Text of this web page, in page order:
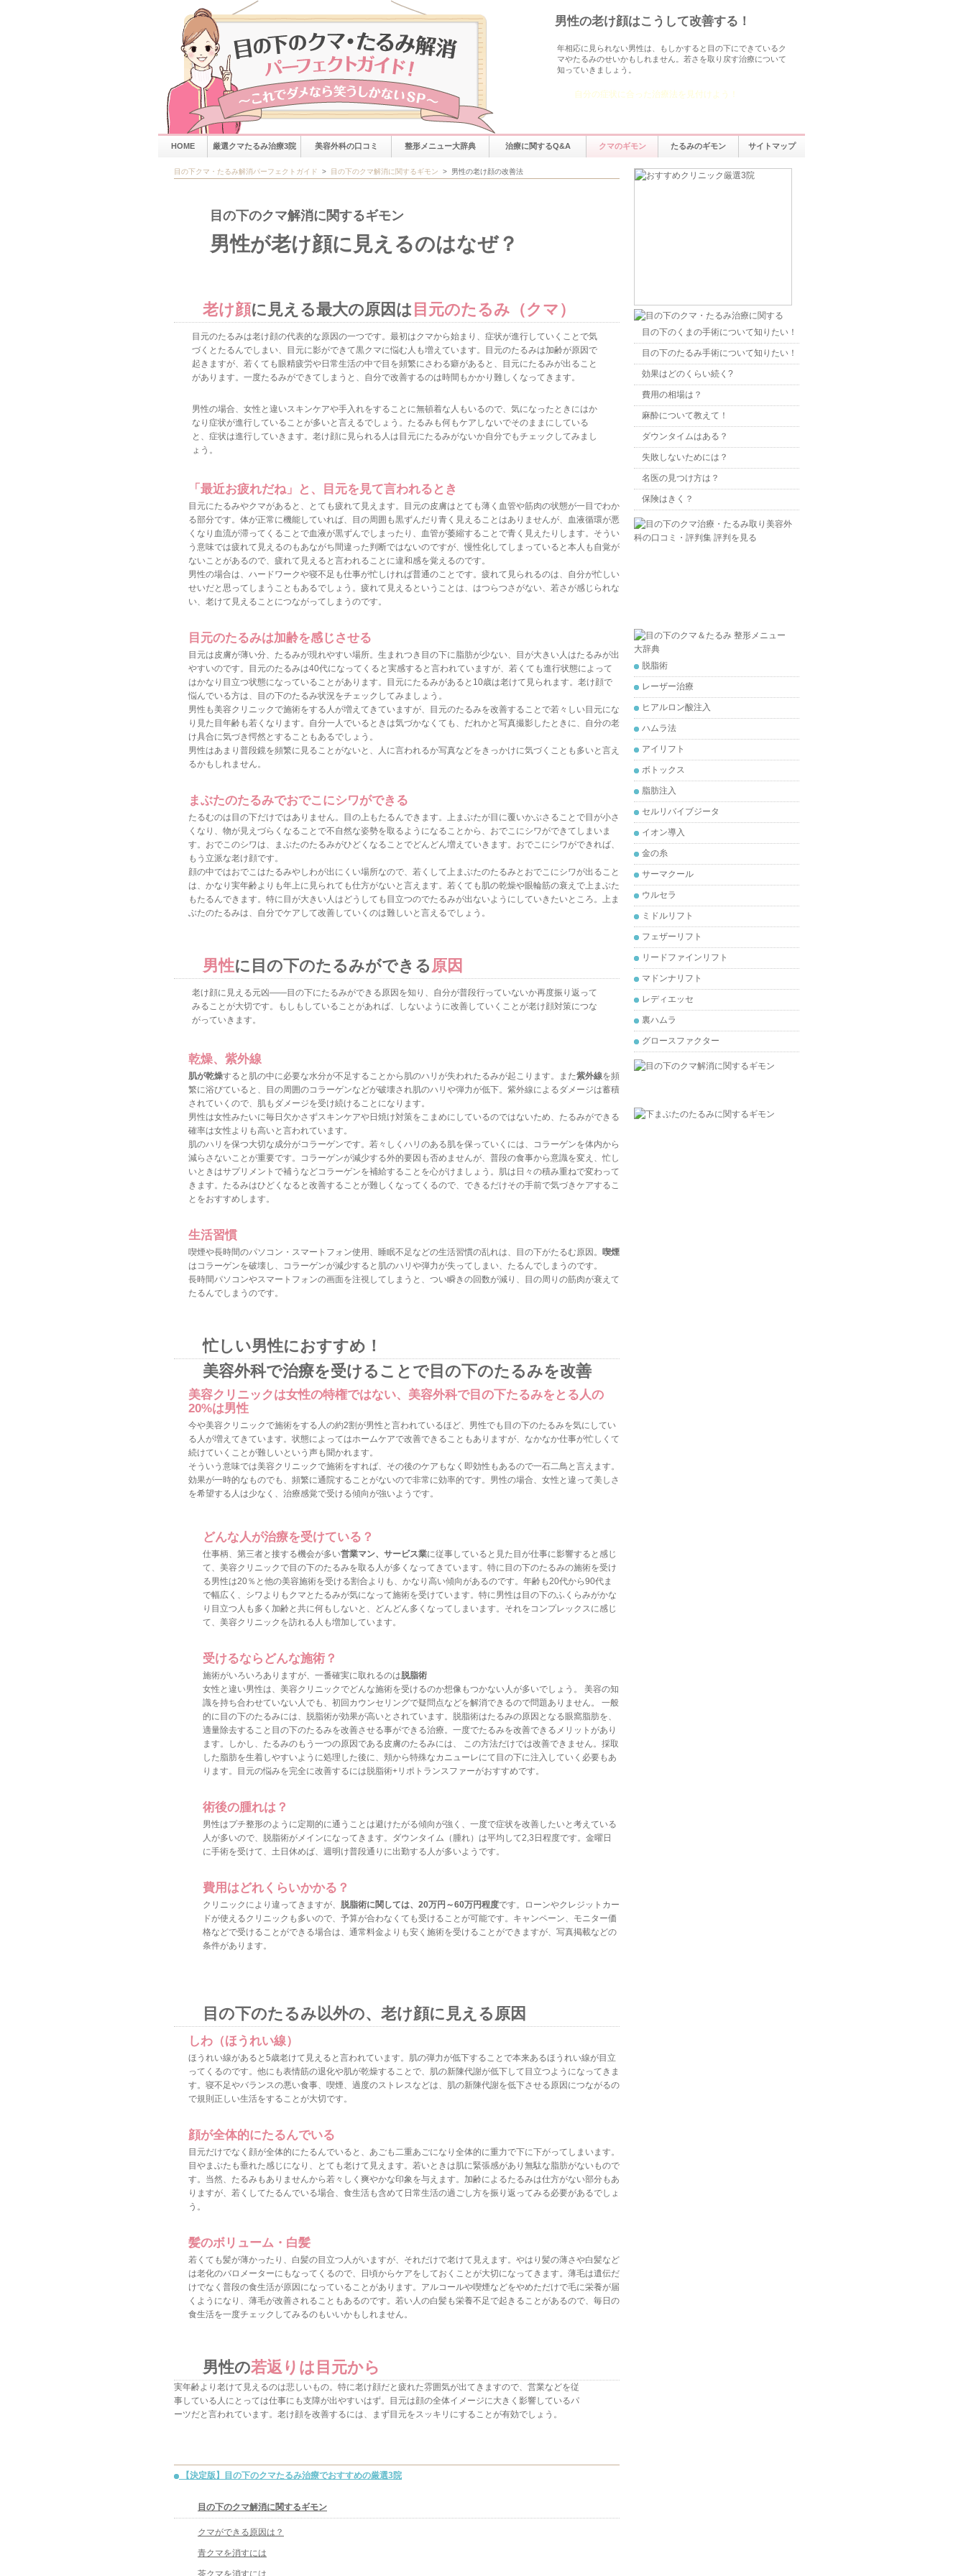
男性の老け顔はこうして改善する！
年相応に見られない男性は、もしかすると目の下にできているク
マやたるみのせいかもしれません。若さを取り戻す治療について
知っていきましょう。
自分の症状に合った治療法を見付けよう！
HOME 厳選クマたるみ治療3院 美容外科の口コミ 整形メニュー大辞典 治療に関するQ&A クマのギモン たるみのギモン サイトマップ
目の下クマ・たるみ解消パーフェクトガイド > 目の下のクマ解消に関するギモン > 男性の老け顔の改善法
男性が老け顔に見えるのはなぜ？
目の下のクマ解消に関するギモン
老け顔に見える最大の原因は 目元のたるみ（クマ）
目元のたるみは老け顔の代表的な原因の一つです。最初はクマから始まり、症状が進行していくことで気
づくとたるんでしまい、目元に影ができて黒クマに悩む人も増えています。目元のたるみは加齢が原因で
起きますが、若くても眼精疲労や日常生活の中で目を頻繁にさわる癖があると、目元にたるみが出ること
があります。一度たるみができてしまうと、自分で改善するのは時間もかかり難しくなってきます。
男性の場合、女性と違いスキンケアや手入れをすることに無頓着な人もいるので、気になったときにはか
なり症状が進行していることが多いと言えるでしょう。たるみも何もケアしないでそのままにしている
と、症状は進行していきます。老け顔に見られる人は目元にたるみがないか自分でもチェックしてみまし
ょう。
「最近お疲れだね」と、目元を見て言われるとき
目元にたるみやクマがあると、とても疲れて見えます。目元の皮膚はとても薄く血管や筋肉の状態が一目でわか
る部分です。体が正常に機能していれば、目の周囲も黒ずんだり青く見えることはありませんが、血液循環が悪
くなり血流が滞ってくることで血液が黒ずんでしまったり、血管が萎縮することで青く見えたりします。そうい
う意味では疲れて見えるのもあながち間違った判断ではないのですが、慢性化してしまっていると本人も自覚が
ないことがあるので、疲れて見えると言われることに違和感を覚えるのです。
男性の場合は、ハードワークや寝不足も仕事が忙しければ普通のことです。疲れて見られるのは、自分が忙しい
せいだと思ってしまうこともあるでしょう。疲れて見えるということは、はつらつさがない、若さが感じられな
い、老けて見えることにつながってしまうのです。
目元のたるみは加齢を感じさせる
目元は皮膚が薄い分、たるみが現れやすい場所。生まれつき目の下に脂肪が少ない、目が大きい人はたるみが出
やすいのです。目元のたるみは40代になってくると実感すると言われていますが、若くても進行状態によって
はかなり目立つ状態になっていることがあります。目元にたるみがあると10歳は老けて見られます。老け顔で
悩んでいる方は、目の下のたるみ状況をチェックしてみましょう。
男性も美容クリニックで施術をする人が増えてきていますが、目元のたるみを改善することで若々しい目元にな
り見た目年齢も若くなります。自分一人でいるときは気づかなくても、だれかと写真撮影したときに、自分の老
け具合に気づき愕然とすることもあるでしょう。
男性はあまり普段鏡を頻繁に見ることがないと、人に言われるか写真などをきっかけに気づくことも多いと言え
るかもしれません。
まぶたのたるみでおでこにシワができる
たるむのは目の下だけではありません。目の上もたるんできます。上まぶたが目に覆いかぶさることで目が小さ
くなり、物が見えづらくなることで不自然な姿勢を取るようになることから、おでこにシワができてしまいま
す。おでこのシワは、まぶたのたるみがひどくなることでどんどん増えていきます。おでこにシワができれば、
もう立派な老け顔です。
顔の中ではおでこはたるみやしわが出にくい場所なので、若くして上まぶたのたるみとおでこにシワが出ること
は、かなり実年齢よりも年上に見られても仕方がないと言えます。若くても肌の乾燥や眼輪筋の衰えで上まぶた
もたるんできます。特に目が大きい人はどうしても目立つのでたるみが出ないようにしていきたいところ。上ま
ぶたのたるみは、自分でケアして改善していくのは難しいと言えるでしょう。
男性に目の下のたるみができる 原因
老け顔に見える元凶――目の下にたるみができる原因を知り、自分が普段行っていないか再度振り返って
みることが大切です。もしもしていることがあれば、しないように改善していくことが老け顔対策につな
がっていきます。
乾燥、紫外線
肌が乾燥すると肌の中に必要な水分が不足することから肌のハリが失われたるみが起こります。また紫外線を頻
繁に浴びていると、目の周囲のコラーゲンなどが破壊され肌のハリや弾力が低下。紫外線によるダメージは蓄積
されていくので、肌もダメージを受け続けることになります。
男性は女性みたいに毎日欠かさずスキンケアや日焼け対策をこまめにしているのではないため、たるみができる
確率は女性よりも高いと言われています。
肌のハリを保つ大切な成分がコラーゲンです。若々しくハリのある肌を保っていくには、コラーゲンを体内から
減らさないことが重要です。コラーゲンが減少する外的要因も否めませんが、普段の食事から意識を変え、忙し
いときはサプリメントで補うなどコラーゲンを補給することを心がけましょう。肌は日々の積み重ねで変わって
きます。たるみはひどくなると改善することが難しくなってくるので、できるだけその手前で気づきケアするこ
とをおすすめします。
生活習慣
喫煙や長時間のパソコン・スマートフォン使用、睡眠不足などの生活習慣の乱れは、目の下がたるむ原因。 喫煙
はコラーゲンを破壊し、コラーゲンが減少すると肌のハリや弾力が失ってしまい、たるんでしまうのです。
長時間パソコンやスマートフォンの画面を注視してしまうと、つい瞬きの回数が減り、目の周りの筋肉が衰えて
たるんでしまうのです。
忙しい男性におすすめ！
美容外科で治療を受けることで目の下のたるみを改善
美容クリニックは女性の特権ではない、美容外科で目の下たるみをとる人の
20%は男性
今や美容クリニックで施術をする人の約2割が男性と言われているほど、男性でも目の下のたるみを気にしてい
る人が増えてきています。状態によってはホームケアで改善できることもありますが、なかなか仕事が忙しくて
続けていくことが難しいという声も聞かれます。
そういう意味では美容クリニックで施術をすれば、その後のケアもなく即効性もあるので一石二鳥と言えます。
効果が一時的なものでも、頻繁に通院することがないので非常に効率的です。男性の場合、女性と違って美しさ
を希望する人は少なく、治療感覚で受ける傾向が強いようです。
どんな人が治療を受けている？
仕事柄、第三者と接する機会が多い営業マン、サービス業に従事していると見た目が仕事に影響すると感じ
て、美容クリニックで目の下のたるみを取る人が多くなってきています。特に目の下のたるみの施術を受け
る男性は20％と他の美容施術を受ける割合よりも、かなり高い傾向があるのです。年齢も20代から90代ま
で幅広く、シワよりもクマとたるみが気になって施術を受けています。特に男性は目の下のふくらみがかな
り目立つ人も多く加齢と共に何もしないと、どんどん多くなってしまいます。それをコンプレックスに感じ
て、美容クリニックを訪れる人も増加しています。
受けるならどんな施術？
施術がいろいろありますが、一番確実に取れるのは脱脂術
女性と違い男性は、美容クリニックでどんな施術を受けるのか想像もつかない人が多いでしょう。 美容の知
識を持ち合わせていない人でも、初回カウンセリングで疑問点などを解消できるので問題ありません。 一般
的に目の下のたるみには、脱脂術が効果が高いとされています。脱脂術はたるみの原因となる眼窩脂肪を、
適量除去すること目の下のたるみを改善させる事ができる治療。一度でたるみを改善できるメリットがあり
ます。しかし、たるみのもう一つの原因である皮膚のたるみには、 この方法だけでは改善できません。採取
した脂肪を生着しやすいように処理した後に、頬から特殊なカニューレにて目の下に注入していく必要もあ
ります。目元の悩みを完全に改善するには 脱脂術+リポトランスファーがおすすめです。
術後の腫れは？
男性はプチ整形のように定期的に通うことは避けたがる傾向が強く、一度で症状を改善したいと考えている
人が多いので、脱脂術がメインになってきます。ダウンタイム（腫れ）は平均して2,3日程度です。金曜日
に手術を受けて、土日休めば、週明け普段通りに出勤する人が多いようです。
費用はどれくらいかかる？
クリニックにより違ってきますが、 脱脂術に関しては、20万円～60万円程度です。ローンやクレジットカー
ドが使えるクリニックも多いので、予算が合わなくても受けることが可能です。キャンペーン、モニター価
格などで受けることができる場合は、通常料金よりも安く施術を受けることができますが、写真掲載などの
条件があります。
目の下のたるみ以外の、老け顔に見える原因
しわ（ほうれい線）
ほうれい線があると5歳老けて見えると言われています。肌の弾力が低下することで本来あるほうれい線が目立
ってくるのです。他にも表情筋の退化や肌が乾燥することで、肌の新陳代謝が低下して目立つようになってきま
す。寝不足やバランスの悪い食事、喫煙、過度のストレスなどは、肌の新陳代謝を低下させる原因につながるの
で規則正しい生活をすることが大切です。
顔が全体的にたるんでいる
目元だけでなく顔が全体的にたるんでいると、あごも二重あごになり全体的に重力で下に下がってしまいます。
目やまぶたも垂れた感じになり、とても老けて見えます。若いときは肌に緊張感があり無駄な脂肪がないもので
す。当然、たるみもありませんから若々しく爽やかな印象を与えます。加齢によるたるみは仕方がない部分もあ
りますが、若くしてたるんでいる場合、食生活も含めて日常生活の過ごし方を振り返ってみる必要があるでしょ
う。
髪のボリューム・白髪
若くても髪が薄かったり、白髪の目立つ人がいますが、それだけで老けて見えます。やはり髪の薄さや白髪など
は老化のバロメーターにもなってくるので、日頃からケアをしておくことが大切になってきます。薄毛は遺伝だ
けでなく普段の食生活が原因になっていることがあります。アルコールや喫煙などをやめただけで毛に栄養が届
くようになり、薄毛が改善されることもあるのです。若い人の白髪も栄養不足で起きることがあるので、毎日の
食生活を一度チェックしてみるのもいいかもしれません。
男性の若返りは目元から
実年齢より老けて見えるのは悲しいもの。特に老け顔だと疲れた雰囲気が出てきますので、営業などを従
事している人にとっては仕事にも支障が出やすいはず。目元は顔の全体イメージに大きく影響しているパ
ーツだと言われています。老け顔を改善するには、まず目元をスッキリにすることが有効でしょう。
こちらもオススメコンテンツ
【決定版】目の下のクマたるみ治療でおすすめの厳選3院
目の下のクマ解消に関するギモン
クマができる原因は？
青クマを消すには
茶クマを消すには
目の下のくまの手術について知りたい！
目の下のたるみ手術について知りたい！
効果はどのくらい続く?
費用の相場は？
麻酔について教えて！
ダウンタイムはある？
失敗しないためには？
名医の見つけ方は？
保険はきく？
脱脂術
レーザー治療
ヒアルロン酸注入
ハムラ法
アイリフト
ボトックス
脂肪注入
セルリバイブジータ
イオン導入
金の糸
サーマクール
ウルセラ
ミドルリフト
フェザーリフト
リードファインリフト
マドンナリフト
レディエッセ
裏ハムラ
グロースファクター